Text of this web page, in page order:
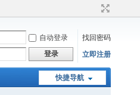
自动登录
找回密码
登录 立即注册
快捷导航